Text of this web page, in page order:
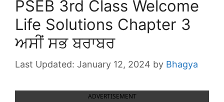
PSEB 3rd Class Welcome
Life Solutions Chapter 3
ਅਸੀਂ ਸਭ ਬਰਾਬਰ
January 12, 2024 by Bhagya
ADVERTISEMENT